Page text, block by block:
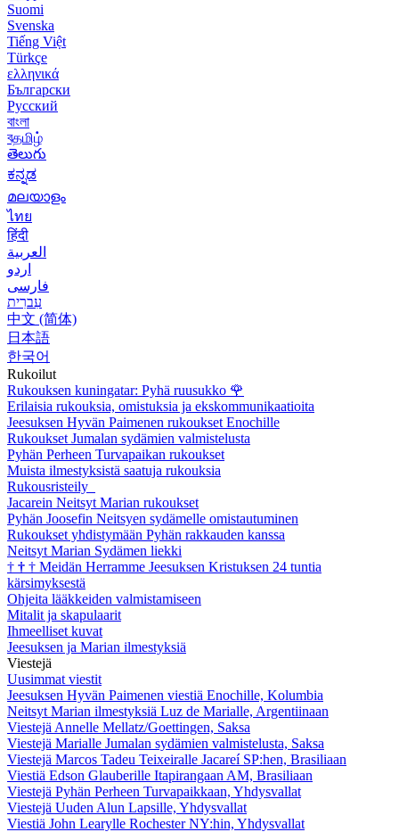
Suomi
Svenska
Tiếng Việt
Türkçe
ελληνικά
Български
Русский
বাংলা
বதமிழ்
తెలుగు
ಕನ್ನಡ
മലയാളം
ไทย
हिंदी
العربية
اردو
فارسی
עִברִית
中文 (简体)
日本語
한국어
Rukoilut
Rukouksen kuningatar: Pyhä ruusukko 🌹
Erilaisia rukouksia, omistuksia ja ekskommunikaatioita
Jeesuksen Hyvän Paimenen rukoukset Enochille
Rukoukset Jumalan sydämien valmistelusta
Pyhän Perheen Turvapaikan rukoukset
Muista ilmestyksistä saatuja rukouksia
Rukousristeily
Jacarein Neitsyt Marian rukoukset
Pyhän Joosefin Neitsyen sydämelle omistautuminen
Rukoukset yhdistymään Pyhän rakkauden kanssa
Neitsyt Marian Sydämen liekki
† † † Meidän Herramme Jeesuksen Kristuksen 24 tuntia
kärsimyksestä
Ohjeita lääkkeiden valmistamiseen
Mitalit ja skapulaarit
Ihmeelliset kuvat
Jeesuksen ja Marian ilmestyksiä
Viestejä
Uusimmat viestit
Jeesuksen Hyvän Paimenen viestiä Enochille, Kolumbia
Neitsyt Marian ilmestyksiä Luz de Marialle, Argentiinaan
Viestejä Annelle Mellatz/Goettingen, Saksa
Viestejä Marialle Jumalan sydämien valmistelusta, Saksa
Viestejä Marcos Tadeu Teixeiralle Jacareí SP:hen, Brasiliaan
Viestiä Edson Glauberille Itapirangaan AM, Brasiliaan
Viestejä Pyhän Perheen Turvapaikkaan, Yhdysvallat
Viestejä Uuden Alun Lapsille, Yhdysvallat
Viestiä John Learylle Rochester NY:hin, Yhdysvallat